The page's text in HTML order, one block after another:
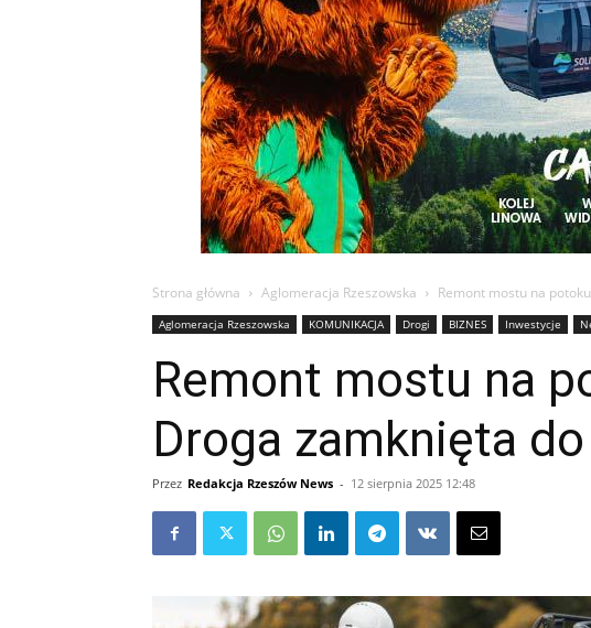
Strona główna Aglomeracja Rzeszowska Remont mostu na
Aglomeracja Rzeszowska KOMUNIKACJA Drogi BIZNES Inwestycje
Remont mostu na
Droga zamknięta
Przez Redakcja Rzeszów News - 12 sierpnia 2025 12:48